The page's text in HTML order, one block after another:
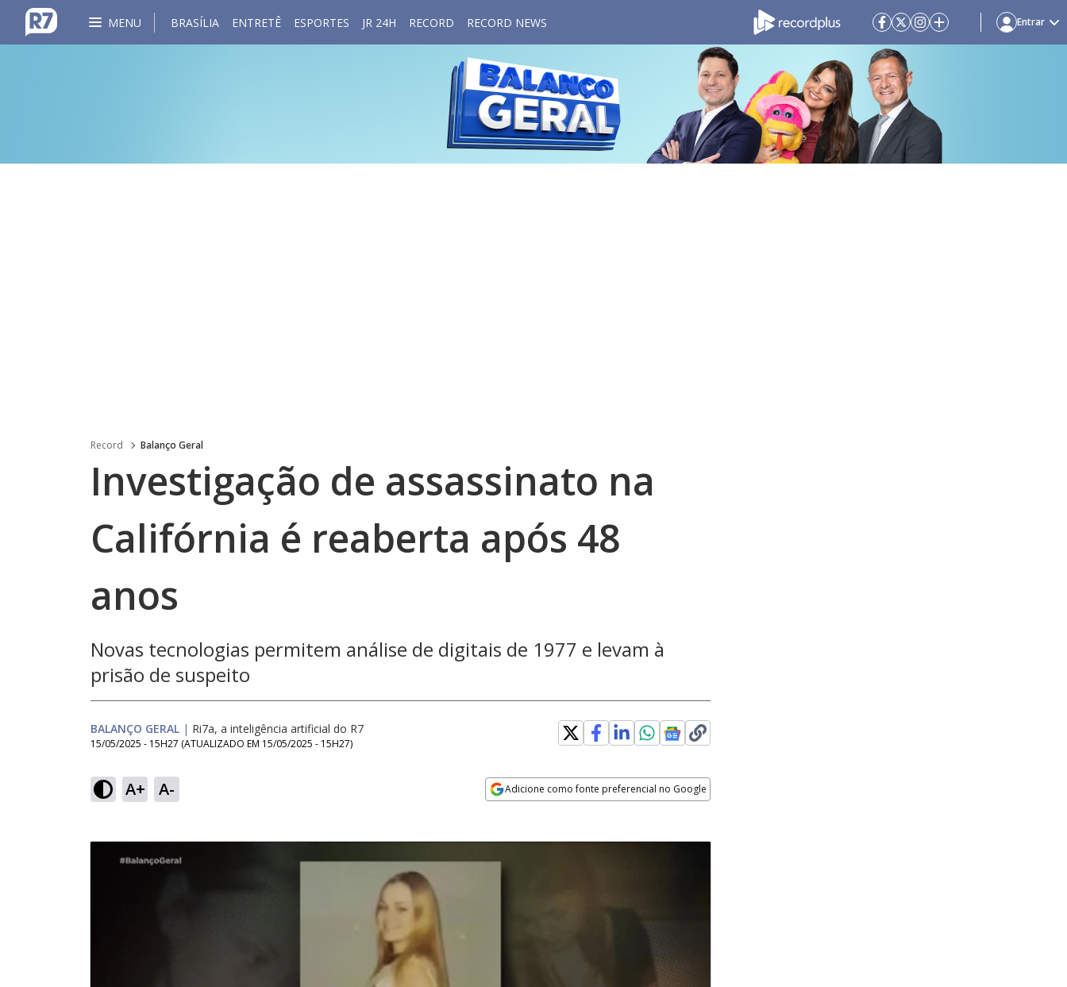
MENU BRASÍLIA ENTRETÊ ESPORTES JR 24H RECORD RECORD NEWS Entrar
Record Balanço Geral
Investigação de assassinato na
Califórnia é reaberta após 48
anos
Novas tecnologias permitem análise de digitais de 1977 e levam à
prisão de suspeito
BALANÇO GERAL | Ri7a, a inteligência artificial do R7
15/05/2025 - 15H27 (ATUALIZADO EM 15/05/2025 - 15H27)
A+ A- Adicione como fonte preferencial no Google